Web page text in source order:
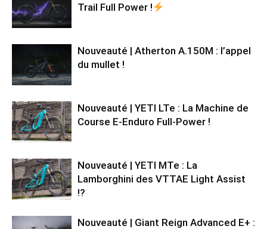
Trail Full Power !
Nouveauté | Atherton A.150M : l’appel
du mullet !
Nouveauté | YETI LTe : La Machine de
Course E-Enduro Full-Power !
Nouveauté | YETI MTe : La
Lamborghini des VTTAE Light Assist
!?
Nouveauté | Giant Reign Advanced E+ :